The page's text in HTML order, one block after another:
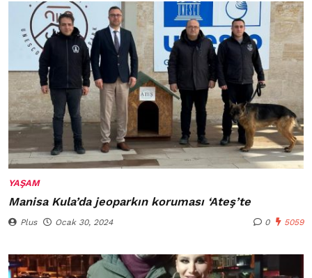
YAŞAM
Manisa Kula’da jeoparkın koruması ‘Ateş’te
Plus Ocak 30, 2024 0 5059